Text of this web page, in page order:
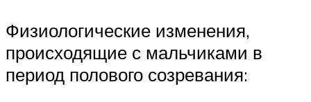
Физиологические изменения,
происходящие с мальчиками в
период полового созревания: